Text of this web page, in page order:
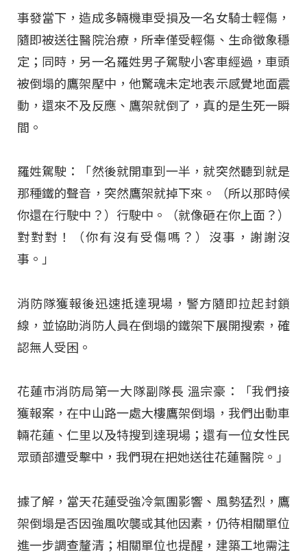
事發當下，造成多輛機車受損及一名女騎士輕傷，
隨即被送往醫院治療，所幸僅受輕傷、生命徵象穩
定；同時，另一名羅姓男子駕駛小客車經過，車頭
被倒塌的鷹架壓中，他驚魂未定地表示感覺地面震
動，還來不及反應、鷹架就倒了，真的是生死一瞬
間。
羅姓駕駛：「然後就開車到一半，就突然聽到就是
那種鐵的聲音，突然鷹架就掉下來。（所以那時候
你還在行駛中？）行駛中。（就像砸在你上面？）
對對對！（你有沒有受傷嗎？）沒事，謝謝沒
事。」
消防隊獲報後迅速抵達現場，警方隨即拉起封鎖
線，並協助消防人員在倒塌的鐵架下展開搜索，確
認無人受困。
花蓮市消防局第一大隊副隊長 溫宗豪：「我們接
獲報案，在中山路一處大樓鷹架倒塌，我們出動車
輛花蓮、仁里以及特搜到達現場；還有一位女性民
眾頭部遭受擊中，我們現在把她送往花蓮醫院。」
據了解，當天花蓮受強冷氣團影響、風勢猛烈，鷹
架倒塌是否因強風吹襲或其他因素，仍待相關單位
進一步調查釐清；相關單位也提醒，建築工地需注